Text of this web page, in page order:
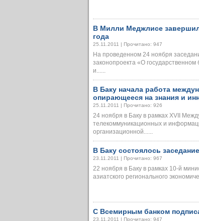
В Милли Меджлисе
года
25.11.2011 | Прочитано: 947
На проведенном 24 ноября
законопроекта «О
и......
В Баку начала работа
опирающееся на знания и
25.11.2011 | Прочитано: 926
24 ноября в Баку в рамках XVII
телекоммуникационных и
организационной......
В Баку состоялось
23.11.2011 | Прочитано: 967
22 ноября в Баку в рамках 10-й
азиатского регионального
С Всемирным банком
23.11.2011 | Прочитано: 947